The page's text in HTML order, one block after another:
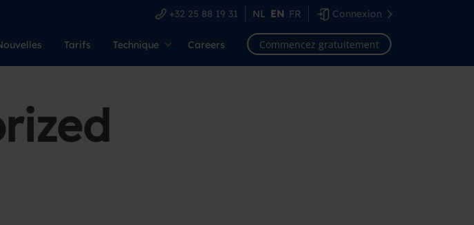
+32 25 88 19 31 NL EN FR Connexion
Tarifs Technique Careers Commencez gratuitement